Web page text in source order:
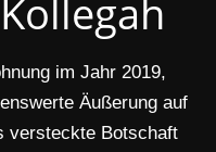
im Jahr 2019,
Äußerung auf
versteckte Botschaft